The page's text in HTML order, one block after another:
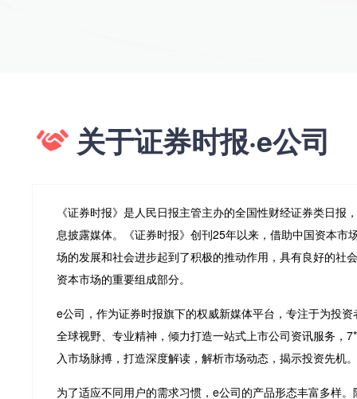
关于证券时报·e公司
《证券时报》是人民日报主管主办的全国性财经证券类日报
息披露媒体。《证券时报》创刊25年以来，借助中国资本市
场的发展和社会进步起到了积极的推动作用，具有良好的社
资本市场的重要组成部分。
e公司，作为证券时报旗下的权威新媒体平台，专注于为投
全球视野、专业精神，倾力打造一站式上市公司资讯服务，
入市场脉搏，打造深度解读，解析市场动态，揭示投资先机。
为了适应不同用户的需求习惯，e公司的产品形态丰富多样